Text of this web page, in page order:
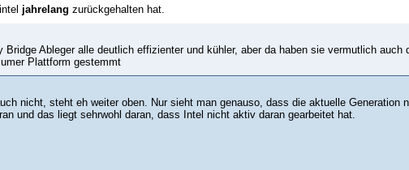
jahrelang zurückgehalten hat.
Bridge Ableger alle deutlich effizienter und kühler, aber da haben sie vermutlich
Plattform gestemmt
nicht, steht eh weiter oben. Nur sieht man genauso, dass die aktuelle
und das liegt sehrwohl daran, dass Intel nicht aktiv daran gearbeitet hat.